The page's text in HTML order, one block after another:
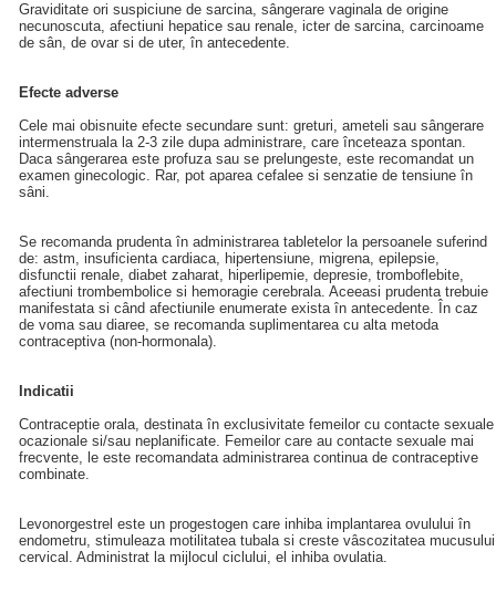
Graviditate ori suspiciune de sarcina, sângerare vaginala de origine
necunoscuta, afectiuni hepatice sau renale, icter de sarcina, carcinoame
de sân, de ovar si de uter, în antecedente.
Efecte adverse
Cele mai obisnuite efecte secundare sunt: greturi, ameteli sau sângerare
intermenstruala la 2-3 zile dupa administrare, care înceteaza spontan.
Daca sângerarea este profuza sau se prelungeste, este recomandat un
examen ginecologic. Rar, pot aparea cefalee si senzatie de tensiune în
sâni.
Se recomanda prudenta în administrarea tabletelor la persoanele suferind
de: astm, insuficienta cardiaca, hipertensiune, migrena, epilepsie,
disfunctii renale, diabet zaharat, hiperlipemie, depresie, tromboflebite,
afectiuni trombembolice si hemoragie cerebrala. Aceeasi prudenta trebuie
manifestata si când afectiunile enumerate exista în antecedente. În caz
de voma sau diaree, se recomanda suplimentarea cu alta metoda
contraceptiva (non-hormonala).
Indicatii
Contraceptie orala, destinata în exclusivitate femeilor cu contacte sexuale
ocazionale si/sau neplanificate. Femeilor care au contacte sexuale mai
frecvente, le este recomandata administrarea continua de contraceptive
combinate.
Levonorgestrel este un progestogen care inhiba implantarea ovulului în
endometru, stimuleaza motilitatea tubala si creste vâscozitatea mucusului
cervical. Administrat la mijlocul ciclului, el inhiba ovulatia.